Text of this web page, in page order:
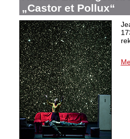
„Castor et Pollux“